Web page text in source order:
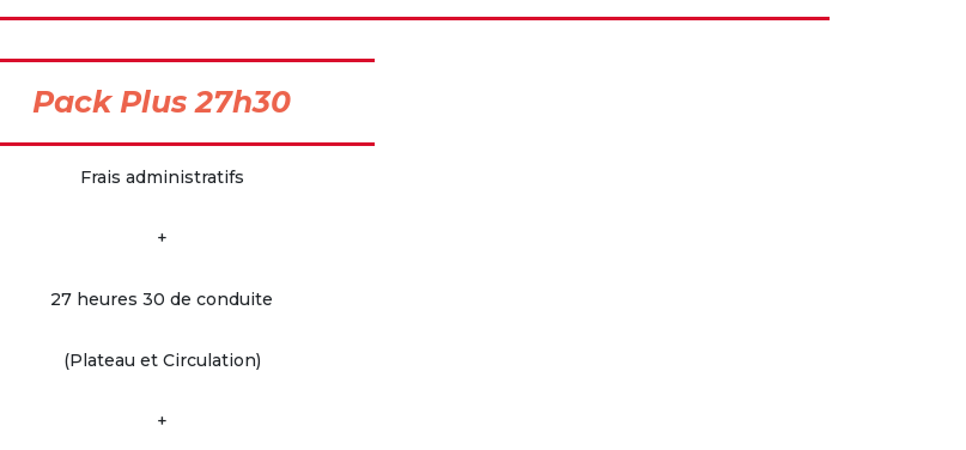
Pack Plus 27h30
Frais administratifs
+
27 heures 30 de conduite
(Plateau et Circulation)
+